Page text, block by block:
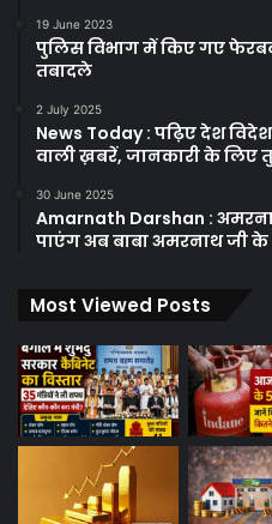
19 June 2023
पुलिस विभाग में किए गए
तबादले
2 July 2025
News Today : पढ़िए देश
वाली ख़बरें, जानकारी के
30 June 2025
Amarnath Darshan :
पाएंग अब बाबा अमरनाथ जी के
Most Viewed Posts